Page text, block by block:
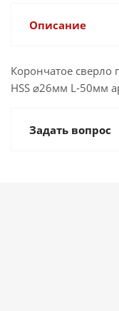
Описание
Корончатое сверло
HSS ⌀26мм L-50мм
Задать вопрос